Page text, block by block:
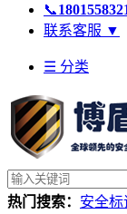
📞
联系客服 ▼
☰ 分类
热门搜索： 安全标